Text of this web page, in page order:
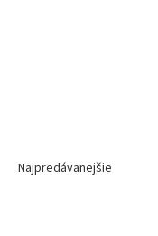
Najpredávanejšie